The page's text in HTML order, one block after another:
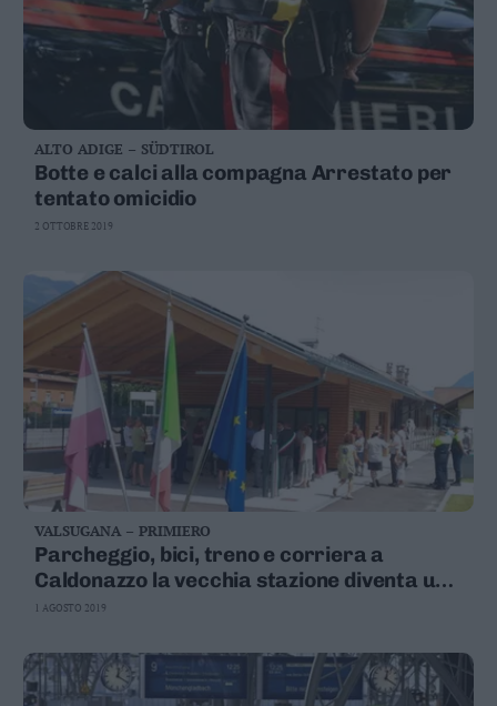
ALTO ADIGE – SÜDTIROL
Botte e calci alla compagna Arrestato per
tentato omicidio
2 OTTOBRE 2019
VALSUGANA – PRIMIERO
Parcheggio, bici, treno e corriera a
Caldonazzo la vecchia stazione diventa un
"centro intermodale"
1 AGOSTO 2019